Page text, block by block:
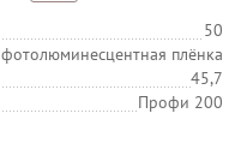
50
фотолюминесцентная плёнка
45,7
Профи 200